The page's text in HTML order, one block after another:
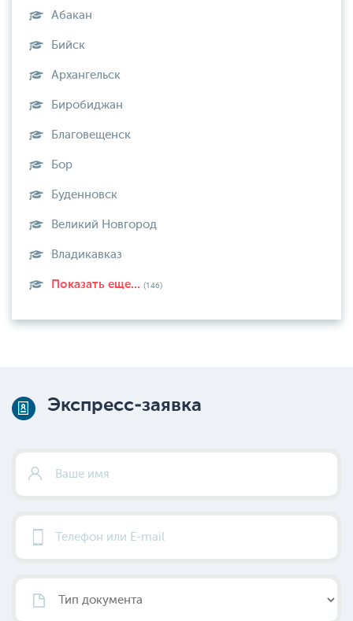
Абакан
Бийск
Архангельск
Биробиджан
Благовещенск
Бор
Буденновск
Великий Новгород
Владикавказ
Показать еще... (146)
Экспресс-заявка